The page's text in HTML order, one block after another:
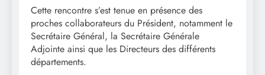
Cette rencontre s’est tenue en présence des
proches collaborateurs du Président, notamment le
Secrétaire Général, la Secrétaire Générale
Adjointe ainsi que les Directeurs des différents
départements.